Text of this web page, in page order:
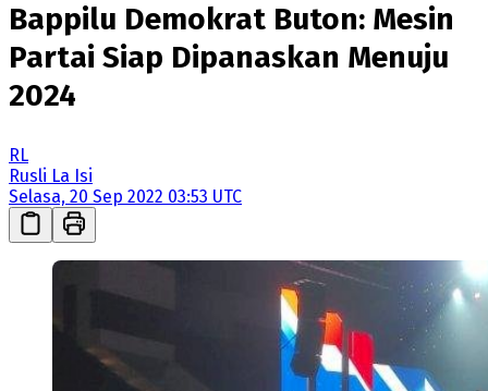
Bappilu Demokrat Buton: Mesin
Partai Siap Dipanaskan Menuju
2024
RL
Rusli La Isi
Selasa, 20 Sep 2022 03:53 UTC